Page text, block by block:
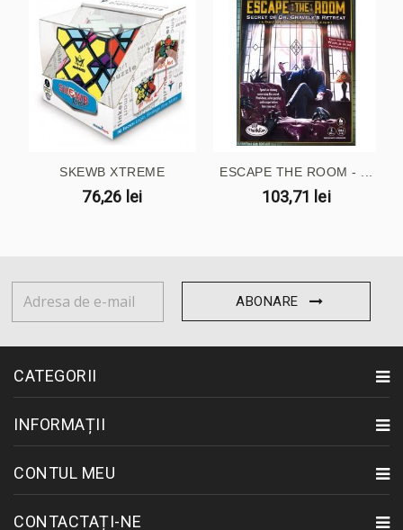
SKEWB XTREME
76,26 lei
ESCAPE THE ROOM - ...
103,71 lei
ABONARE
CATEGORII
INFORMAȚII
CONTUL MEU
CONTACTAȚI-NE